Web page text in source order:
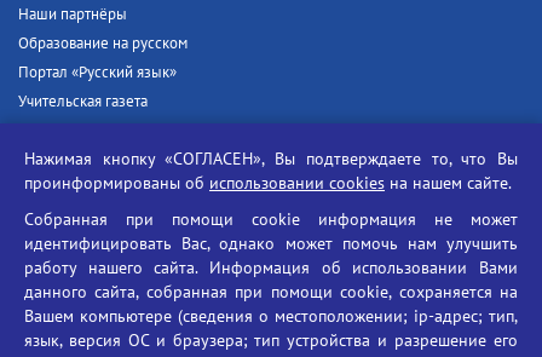
Наши партнёры
Образование на русском
Портал «Русский язык»
Учительская газета
Единый портал государственных услуг
Противодействие угрозам информационной безопасности
Социальные ролики - Генеральная прокуратура РФ
Противодействие коррупции
БГУ против наркотиков
Нажимая кнопку «СОГЛАСЕН», Вы подтверждаете то, что Вы
проинформированы об использовании cookies на нашем сайте.
Собранная при помощи cookie информация не может
идентифицировать Вас, однако может помочь нам улучшить
работу нашего сайта. Информация об использовании Вами
данного сайта, собранная при помощи cookie, сохраняется на
Вашем компьютере (сведения о местоположении; ip-адрес; тип,
язык, версия ОС и браузера; тип устройства и разрешение его